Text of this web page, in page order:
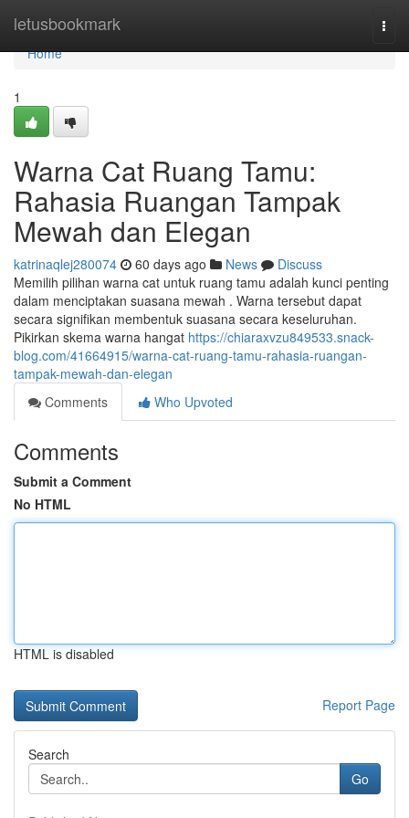
letusbookmark
Home
Home
1
Warna Cat Ruang Tamu:
Rahasia Ruangan Tampak
Mewah dan Elegan
katrinaqlej280074 60 days ago News
Discuss
Memilih pilihan warna cat untuk ruang tamu adalah kunci penting
dalam menciptakan suasana mewah . Warna tersebut dapat
secara signifikan membentuk suasana secara keseluruhan.
Pikirkan skema warna hangat https://chiaraxvzu849533.snack-
blog.com/41664915/warna-cat-ruang-tamu-rahasia-ruangan-
tampak-mewah-dan-elegan
Comments
Who Upvoted
Comments
Submit a Comment
No HTML
HTML is disabled
Report Page
Search
Go